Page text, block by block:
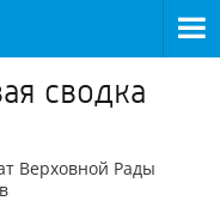
сводка
Верховной Рады